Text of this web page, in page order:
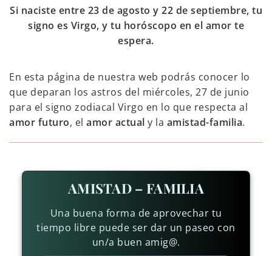
Si naciste entre 23 de agosto y 22 de septiembre, tu
signo es Virgo, y tu horóscopo en el amor te
espera.
En esta página de nuestra web podrás conocer lo
que deparan los astros del miércoles, 27 de junio
para el signo zodiacal Virgo en lo que respecta al
amor futuro, el amor actual y la amistad-familia.
AMISTAD – FAMILIA
Una buena forma de aprovechar tu
tiempo libre puede ser dar un paseo con
un/a buen amig@.